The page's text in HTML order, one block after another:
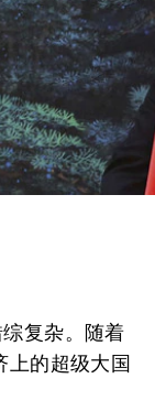
复杂。随着
上的超级大国